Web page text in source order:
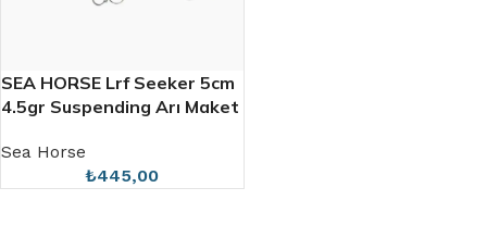
SEA HORSE Lrf Seeker 5cm
4.5gr Suspending Arı Maket
Sea Horse
₺445,00